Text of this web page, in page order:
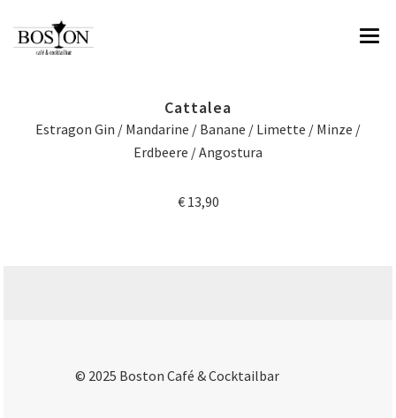
ÜBER UNS
Cattalea
Estragon Gin / Mandarine / Banane / Limette / Minze /
Erdbeere / Angostura
€ 13,90
© 2025 Boston Café & Cocktailbar